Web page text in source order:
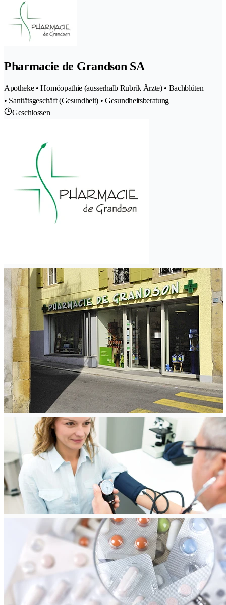
Pharmacie de Grandson SA
Apotheke • Homöopathie (ausserhalb Rubrik Ärzte) • Bachblüten
• Sanitätsgeschäft (Gesundheit) • Gesundheitsberatung
Geschlossen